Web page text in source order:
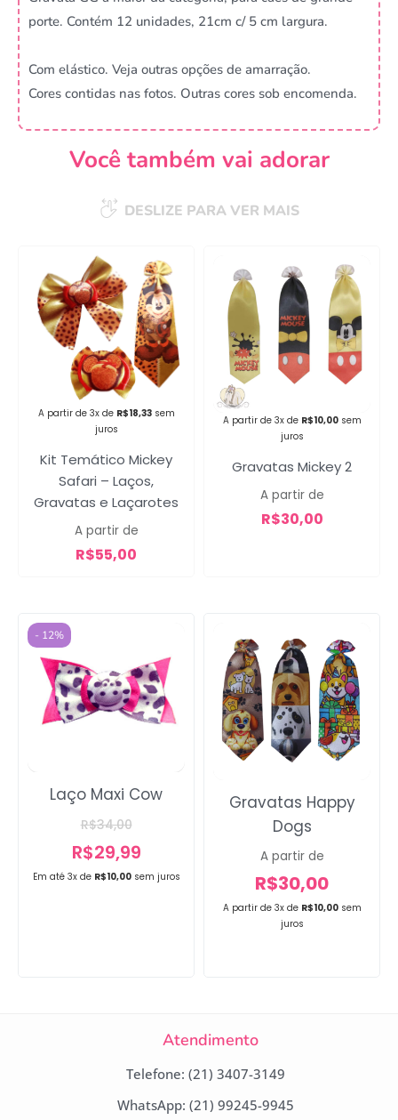
porte. Contém 12 unidades, 21cm c/ 5 cm largura.
Com elástico. Veja outras opções de amarração.
Cores contidas nas fotos. Outras cores sob encomenda.
Você também vai adorar
DESLIZE PARA VER MAIS
A partir de 3x de R$18,33 sem
juros
Kit Temático Mickey
Safari – Laços,
Gravatas e Laçarotes
A partir de
R$55,00
A partir de 3x de R$10,00 sem
juros
Gravatas Mickey 2
A partir de
R$30,00
- 12%
Em até 3x de R$10,00 sem juros
Laço Maxi Cow
R$34,00
R$29,99
A partir de 3x de R$10,00 sem
juros
Gravatas Happy
Dogs
A partir de
R$30,00
Atendimento
Telefone: (21) 3407-3149
WhatsApp: (21) 99245-9945
sucesso!